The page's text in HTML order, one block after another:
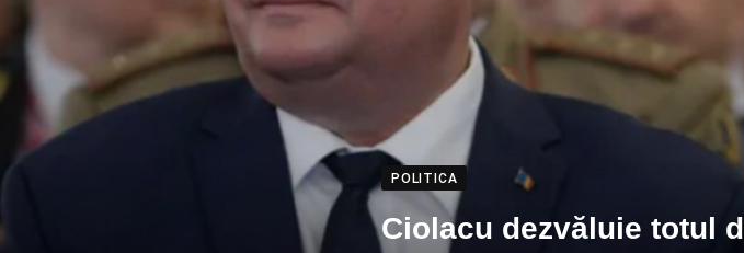
POLITICA
Ciolacu dezvăluie totul